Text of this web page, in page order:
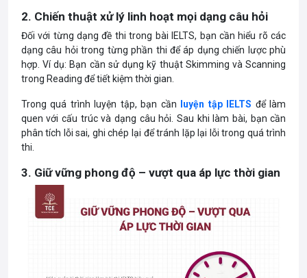
2. Chiến thuật xử lý linh hoạt mọi dạng câu hỏi
Đối với từng dạng đề thi trong bài IELTS, bạn cần hiểu rõ các
dạng câu hỏi trong từng phần thi để áp dụng chiến lược phù
hợp. Ví dụ: Bạn cần sử dụng kỹ thuật Skimming và Scanning
trong Reading để tiết kiệm thời gian.
Trong quá trình luyện tập, bạn cần luyện tập IELTS để làm
quen với cấu trúc và dạng câu hỏi. Sau khi làm bài, bạn cần
phân tích lỗi sai, ghi chép lại để tránh lặp lại lỗi trong quá trình
thi.
3. Giữ vững phong độ – vượt qua áp lực thời gian